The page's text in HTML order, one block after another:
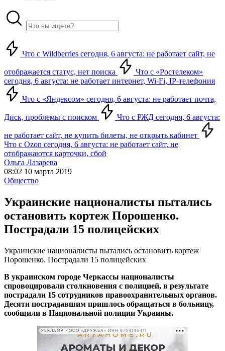
Что с Wildberries сегодня, 6 августа: не работает сайт, не
отображается статус, нет поиска
Что с «Ростелеком»
сегодня, 6 августа: не работает интернет, Wi-Fi, IP-телефония
Что с «Яндексом» сегодня, 6 августа: не работает почта,
Диск, проблемы с поиском Что с РЖД сегодня, 6 августа:
не работает сайт, не купить билеты, не открыть кабинет
Что с Ozon сегодня, 6 августа: не работает сайт, не
отображаются карточки, сбой
Ольга Лазарева
08:02 10 марта 2019
Общество
Украинские националисты пытались
остановить кортеж Порошенко.
Пострадали 15 полицейских
Украинские националисты пытались остановить кортеж
Порошенко. Пострадали 15 полицейских
В украинском городе Черкассы националисты
спровоцировали столкновения с полицией, в результате
пострадали 15 сотрудников правоохранительных органов.
Десяти пострадавшим пришлось обращаться в больницу,
сообщили в Национальной полиции Украины.
РЕКЛАМА • ООО «ДРУЖБА» ИНН 9704146411